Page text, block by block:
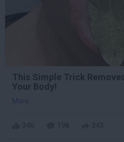
This Simple Trick
Your Body!
More